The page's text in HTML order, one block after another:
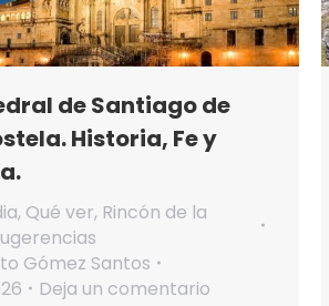
de Santiago de
Historia, Fe y
, Qué ver, Rincón de la
Gómez Santos
Deja un comentario